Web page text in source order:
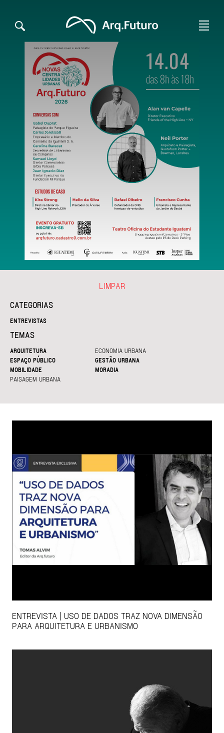
CATEGORIAS
ENTREVISTAS
TEMAS
ARQUITETURA
ECONOMIA URBANA
ESPAÇO PÚBLICO
GESTÃO URBANA
MOBILIDADE
MORADIA
PAISAGEM URBANA
LIMPAR
ENTREVISTA | USO DE DADOS TRAZ NOVA DIMENSÃO
PARA ARQUITETURA E URBANISMO